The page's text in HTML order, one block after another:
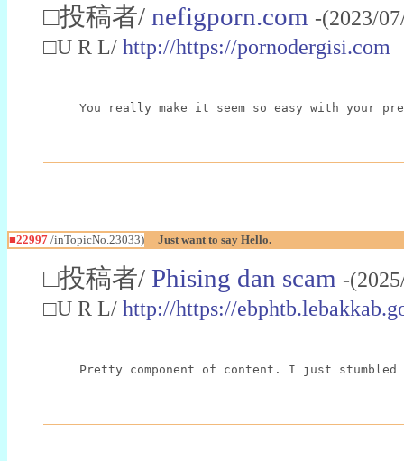
□投稿者/ nefigporn.com -(2023/
□U R L/ http://https://pornodergisi.com
You really make it seem so easy with your
■22997 /inTopicNo.23033) Just want to say Hello.
□投稿者/ Phising dan scam -
□U R L/ http://https://
Pretty component of content. I just